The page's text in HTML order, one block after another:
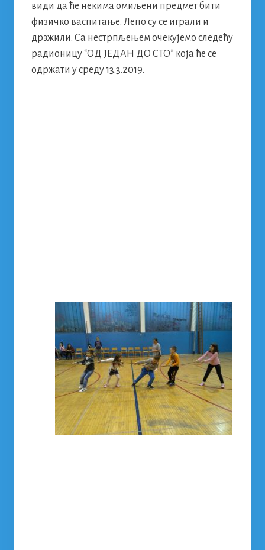
види да ће некима омиљени предмет бити
физичко васпитање. Лепо су се играли и
дрзжили. Са нестрпљењем очекујемо следећу
радионицу “ОД ЈЕДАН ДО СТО” која ће се
одржати у среду 13.3.2019.